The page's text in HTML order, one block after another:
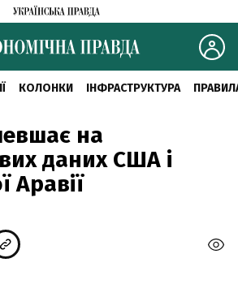
КОЛОНКИ ІНФРАСТРУКТУРА
на
даних США і
Аравії